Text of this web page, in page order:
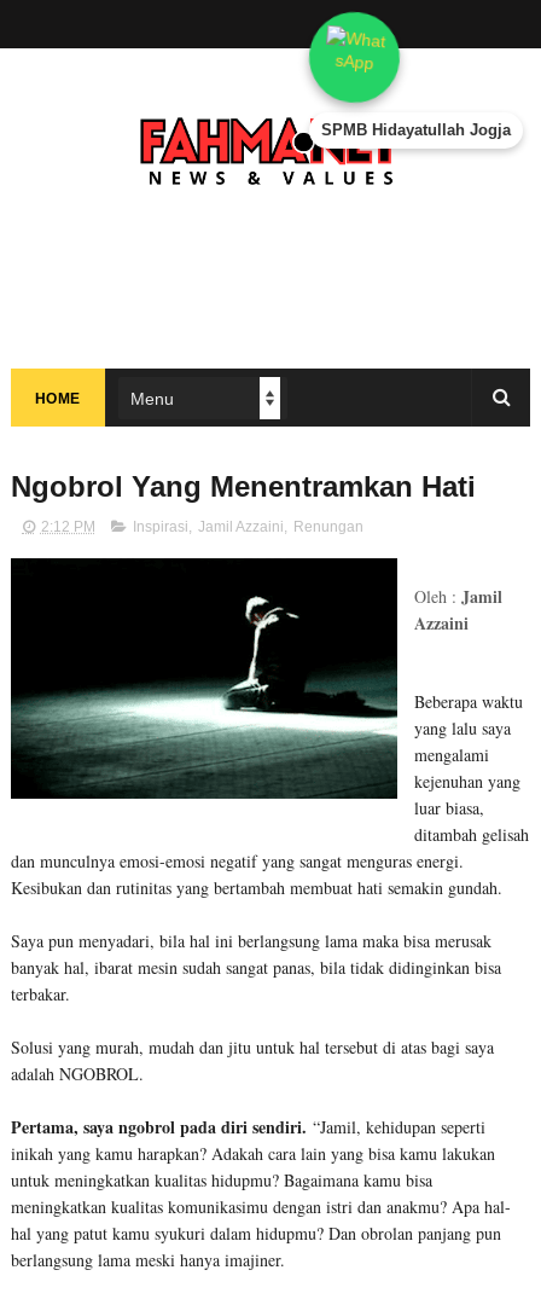
HOME
Ngobrol Yang Menentramkan Hati
2:12 PM Inspirasi, Jamil Azzaini, Renungan
Oleh : Jamil
Azzaini
Beberapa waktu
yang lalu saya
mengalami
kejenuhan yang
luar biasa,
ditambah gelisah
dan munculnya emosi-emosi negatif yang sangat menguras energi.
Kesibukan dan rutinitas yang bertambah membuat hati semakin gundah.
Saya pun menyadari, bila hal ini berlangsung lama maka bisa merusak
banyak hal, ibarat mesin sudah sangat panas, bila tidak didinginkan bisa
terbakar.
Solusi yang murah, mudah dan jitu untuk hal tersebut di atas bagi saya
adalah NGOBROL.
Pertama, saya ngobrol pada diri sendiri. “Jamil, kehidupan seperti
inikah yang kamu harapkan? Adakah cara lain yang bisa kamu lakukan
untuk meningkatkan kualitas hidupmu? Bagaimana kamu bisa
meningkatkan kualitas komunikasimu dengan istri dan anakmu? Apa hal-
hal yang patut kamu syukuri dalam hidupmu? Dan obrolan panjang pun
berlangsung lama meski hanya imajiner.
SPMB Hidayatullah Jogja